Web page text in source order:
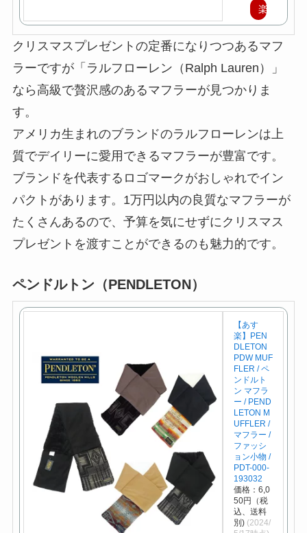
楽
で
購
入
クリスマスプレゼントの定番になりつつあるマフ
ラーですが「ラルフローレン（Ralph Lauren）」
なら高級で贅沢感のあるマフラーが見つかりま
す。
アメリカ生まれのブランドのラルフローレンは上
質でデイリーに愛用できるマフラーが豊富です。
ブランドを代表するロゴマークがおしゃれでイン
パクトがあります。1万円以内の良質なマフラーが
たくさんあるので、予算を気にせずにクリスマス
プレゼントを渡すことができるのも魅力的です。
ペンドルトン（PENDLETON）
【あす
楽】PEN
DLETON
PDW MUF
FLER / ペ
ンドルト
ン マフラ
ー / PEND
LETON M
UFFLER /
マフラー /
ファッシ
ョン小物 /
PDT-000-
193032
価格：6,0
50円（税
込、送料
別) (2024/